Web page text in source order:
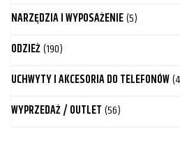
NARZĘDZIA I WYPOSAŻENIE(5)
ODZIEŻ(190)
UCHWYTY I AKCESORIA DO TELEFONÓW
WYPRZEDAŻ / OUTLET (56)